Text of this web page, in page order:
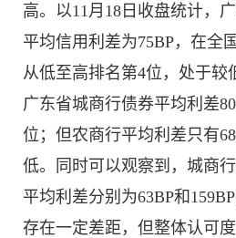
高。以11月18日收盘统计，
平均信用利差为75BP，在全
从低至高排名第4位，处于较
广东省城商行债券平均利差
位；但农商行平均利差只有
低。同时可以观察到，城商
平均利差分别为63BP和
存在一定差距，但整体认可度